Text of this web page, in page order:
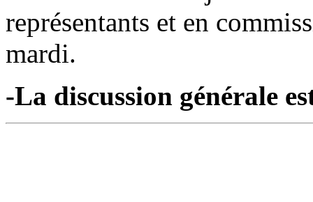
représentants et en
mardi.
-La discussion générale